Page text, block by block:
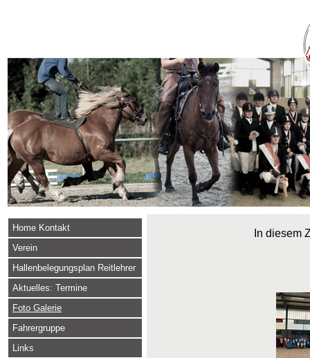
Home Kontakt
Verein
Hallenbelegungsplan Reitlehrer
Aktuelles: Termine
Foto Galerie
Fahrergruppe
Links
In diesem